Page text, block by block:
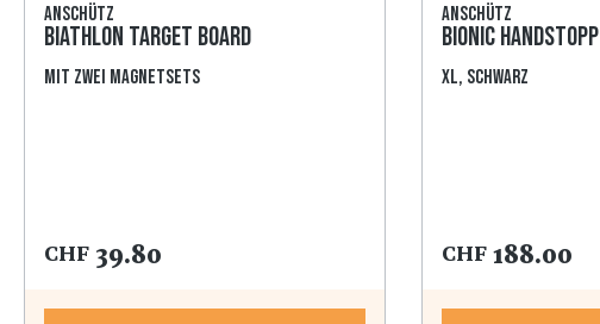
Anschütz
Biathlon Target Board
mit zwei Magnetsets
CHF 39.80
Anschütz
Bionic Handstopp
XL, schwarz
CHF188.00